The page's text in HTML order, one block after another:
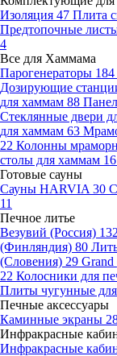
Изоляция 47 Плита
Предтопочные
4
Все для Хаммама
Парогенераторы 184
Дозирующие
для хаммам 88
Стеклянные двери
для хаммам 63
22 Колонны
столы для хаммам 16
Готовые сауны
Сауны HARVIA 30
11
Печное литье
Везувий (Россия) 132
(Финляндия) 80
(Словения) 29 Grand
22 Колосники для
Плиты чугунные
Печные аксессуары
Каминные экраны
Инфракрасные
Инфракрасные